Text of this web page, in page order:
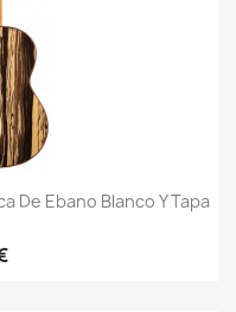
De Ebano Blanco Y Tapa